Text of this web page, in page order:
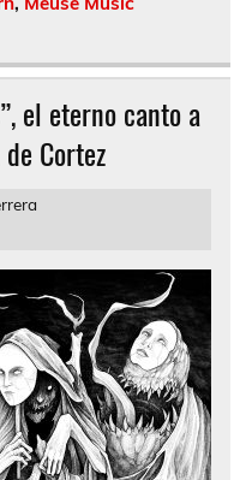
el eterno canto a
Cortez